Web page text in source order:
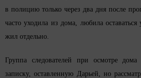
в полицию только через два дня после
часто уходила из дома, любила
жил отдельно.
Группа следователей при осмотре
записку, оставленную Дарьей, но